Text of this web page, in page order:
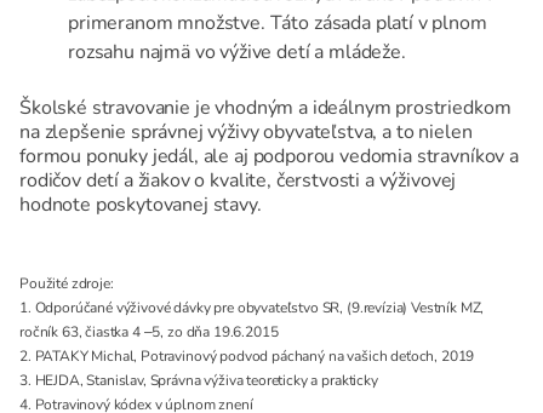
primeranom množstve. Táto zásada platí v plnom
rozsahu najmä vo výžive detí a mládeže.
Školské stravovanie je vhodným a ideálnym prostriedkom
na zlepšenie správnej výživy obyvateľstva, a to nielen
formou ponuky jedál, ale aj podporou vedomia stravníkov a
rodičov detí a žiakov o kvalite, čerstvosti a výživovej
hodnote poskytovanej stavy.
Použité zdroje:
1. Odporúčané výživové dávky pre obyvateľstvo SR, (9.revízia) Vestník MZ,
ročník 63, čiastka 4 ‒5, zo dňa 19.6.2015
2. PATAKY Michal, Potravinový podvod páchaný na vašich deťoch, 2019
3. HEJDA, Stanislav, Správna výživa teoreticky a prakticky
4. Potravinový kódex v úplnom znení